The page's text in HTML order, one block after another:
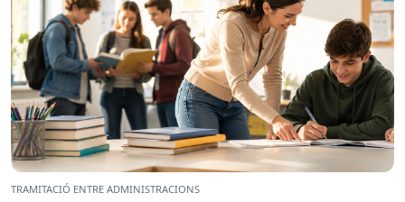
TRAMITACIÓ ENTRE ADMINISTRACIONS